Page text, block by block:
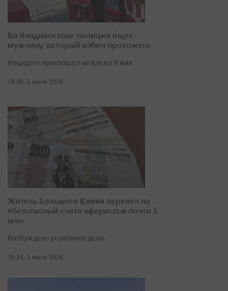
Во Владивостоке полиция ищет
мужчину, который избил прохожего
Инцидент произошел на пляже 9 мая.
18:40, 3 июня 2026
Житель Большого Камня перевел на
«безопасный счет» аферистов почти 5
млн
Возбуждено уголовное дело
18:24, 3 июня 2026